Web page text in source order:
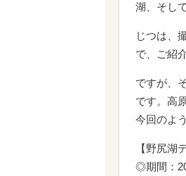
湖、そし
じつは、
で、ご紹
ですが、
です。高
今回のよ
【野尻湖
◎期間：